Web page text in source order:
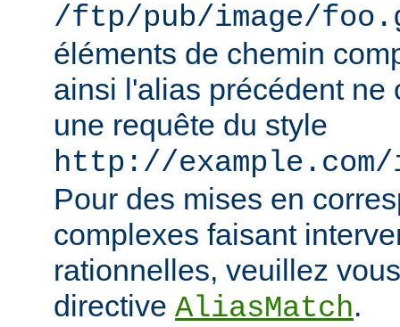
/ftp/pub/image/
éléments de chemin
ainsi l'alias précédent ne
une requête du style
http://
Pour des mises en
complexes faisant
rationnelles, veuillez
directive AliasMatch.